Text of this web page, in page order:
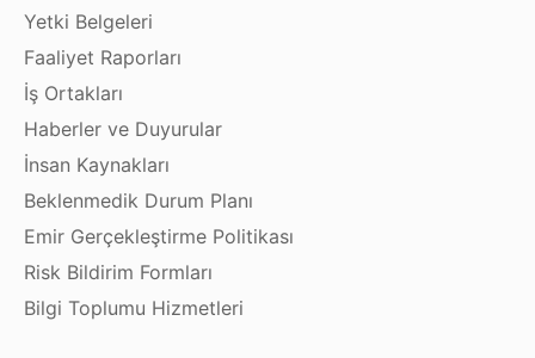
Yetki Belgeleri
Faaliyet Raporları
İş Ortakları
Haberler ve Duyurular
İnsan Kaynakları
Beklenmedik Durum Planı
Emir Gerçekleştirme Politikası
Risk Bildirim Formları
Bilgi Toplumu Hizmetleri